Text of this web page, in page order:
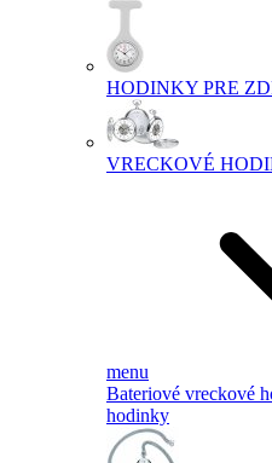
HODINKY PRE
VRECKOVÉ
menu
Bateriové vreckové
hodinky